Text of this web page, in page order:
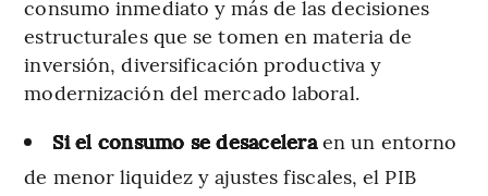
consumo inmediato y más de las decisiones
estructurales que se tomen en materia de
inversión, diversificación productiva y
modernización del mercado laboral.
Si el consumo se desaceleraen un entorno
de menor liquidez y ajustes fiscales, el PIB